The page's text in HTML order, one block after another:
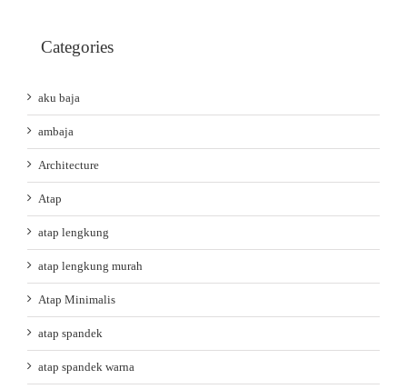
Categories
aku baja
ambaja
Architecture
Atap
atap lengkung
atap lengkung murah
Atap Minimalis
atap spandek
atap spandek warna